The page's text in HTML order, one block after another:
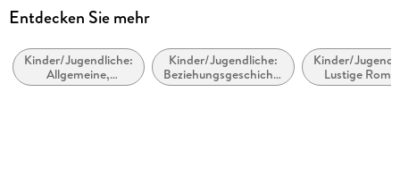
Laufzeit
Altersempfehlung
ab 10 Jahre
Entdecken Sie mehr
Kinder/Jugendliche:
Allgemeine,
moderne und
Kinder/Jugendliche:
Beziehungsgeschichten
- Romantik, Liebe
Kinder/
Lustige